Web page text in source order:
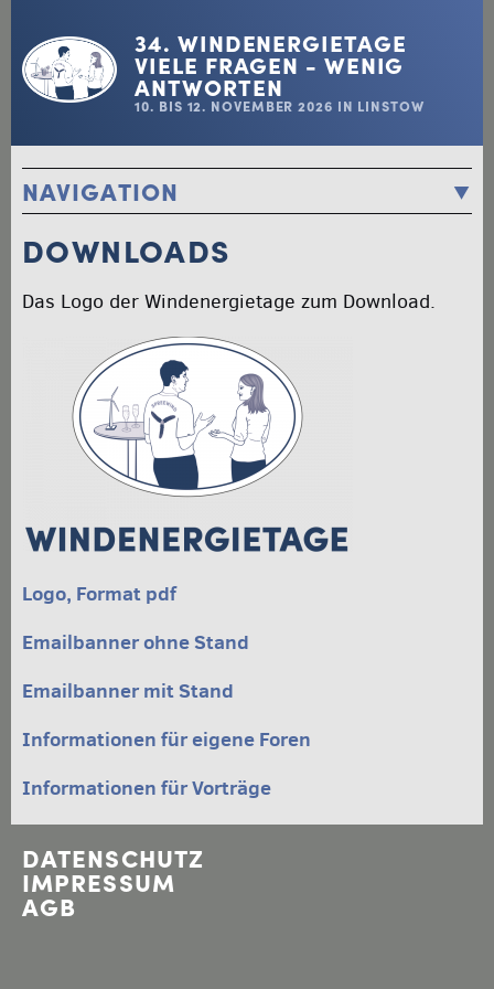
34. WINDENERGIETAGE
VIELE FRAGEN - WENIG
ANTWORTEN
10. BIS 12. NOVEMBER 2026 IN LINSTOW
NAVIGATION
ANMELDUNGEN
STANDPLAN / AUSSTELLER
TEILNEHMERLISTE
ÜBERNACHTUNG
ANREISE
KOSTENFREIER TRANSFER
UNTERSTÜTZER
DIES DAS DINGS
KONTAKT
ARCHIV
DOWNLOADS
DOWNLOADS
Das Logo der Windenergietage zum Download.
Logo, Format pdf
Emailbanner ohne Stand
Emailbanner mit Stand
Informationen für eigene Foren
Informationen für Vorträge
DATENSCHUTZ
IMPRESSUM
AGB